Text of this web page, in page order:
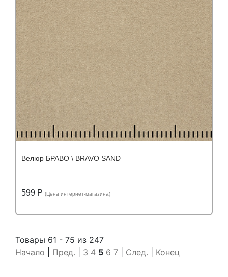
Велюр БРАВО \ BRAVO SAND
599 Р (Цена интернет-магазина)
Товары 61 - 75 из 247
Начало
Пред. 3 4 5 6 7 След. Конец